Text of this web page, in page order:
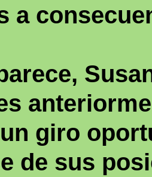
a
giro
de sus